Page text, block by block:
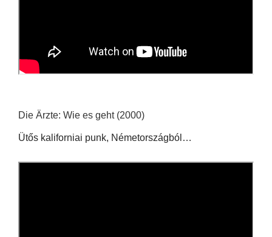
Die Ärzte: Wie es geht (2000)
Ütős kaliforniai punk, Németországból…